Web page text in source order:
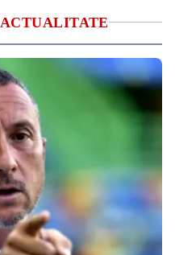
ACTUALITATE